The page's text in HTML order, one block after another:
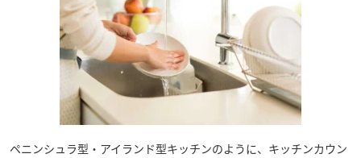
ペニンシュラ型・アイランド型キッチンのように、キッチンカウン